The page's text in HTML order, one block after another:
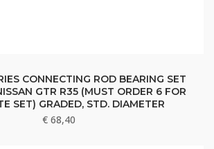
CONNECTING ROD BEARING SET
GTR R35 (MUST ORDER 6 FOR
SET) GRADED, STD. DIAMETER
€ 68,40